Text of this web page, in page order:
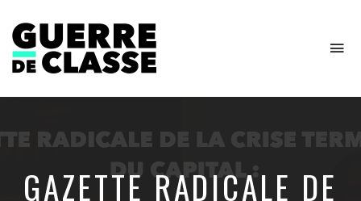
de
politique
GAZETTE RADICALE DE